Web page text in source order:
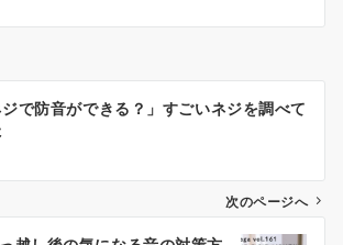
ジで防音ができる？」すごいネジを調べて
次のページへ